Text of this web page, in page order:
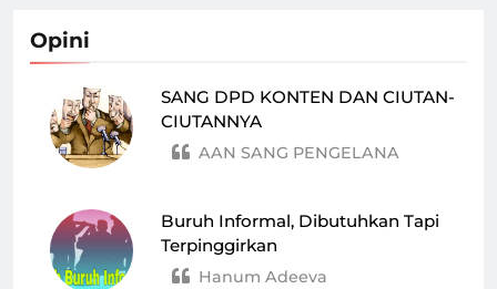
Opini
SANG DPD KONTEN DAN CIUTAN-
CIUTANNYA
AAN SANG PENGELANA
Buruh Informal, Dibutuhkan Tapi
Terpinggirkan
Hanum Adeeva